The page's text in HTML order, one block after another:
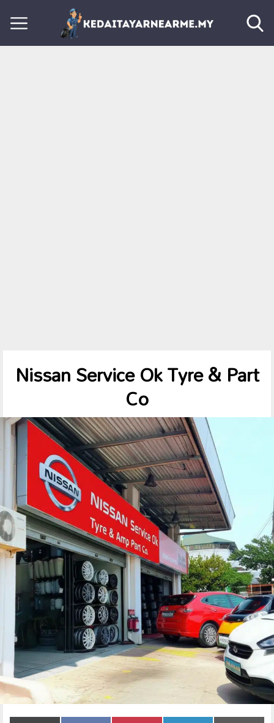
Nissan Service Ok Tyre & Part
Co